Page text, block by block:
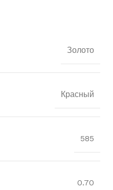
Золото
Красный
585
0.70